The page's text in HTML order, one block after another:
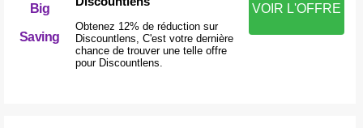
Big
Saving
Obtenez 12% de réduction sur
Discountlens, C'est votre dernière
chance de trouver une telle offre
pour Discountlens.
VOIR L'OFFRE